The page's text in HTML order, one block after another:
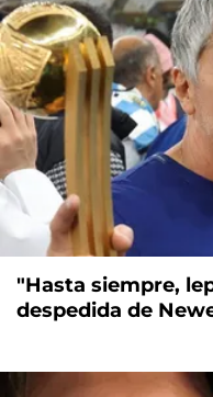
"Hasta siempre,
despedida de